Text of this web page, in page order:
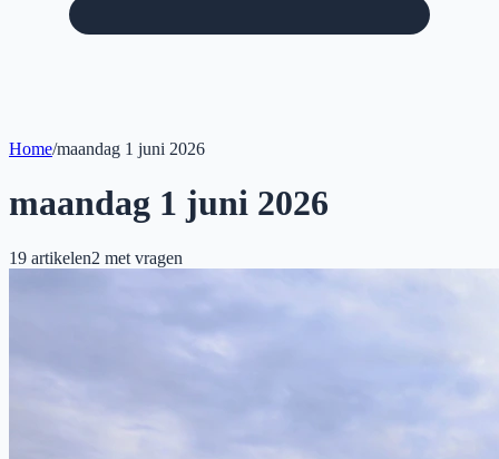
Home/maandag 1 juni 2026
maandag 1 juni 2026
19 artikelen2 met vragen